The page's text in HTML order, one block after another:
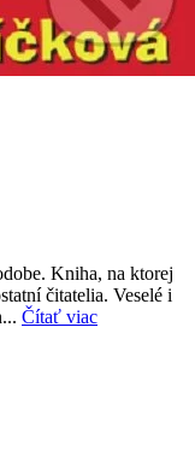
Kniha, na ktorej
čitatelia. Veselé i
Čítať viac